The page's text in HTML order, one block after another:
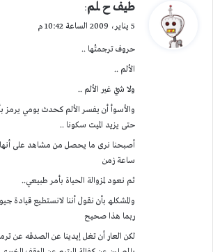
ي
ل
طيف ح ـلم:
5 يناير، 2009 الساعة 10:42 م
حروف ترجمتُها ..
الألم ..
ولا شيْ غير الألم ..
والأسوأ أن يفسر الألم كحدث يومي
حتى يزيد الميت سكونا ..
أصبحنا نرى ما يحصل من مشاهد على
ساعة زمن
ثم نعود لمزوالة الحياة بأمر طبيعي..
والمشكلهـ بأن نقول أننا لانستطيع
ربما هذا صحيح
لكن العار أن تغل إيدينا عن الصدقه عن